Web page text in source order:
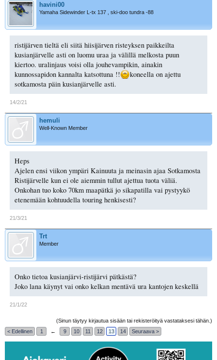
havini00
Yamaha Sidewinder L-tx 137 , ski-doo tundra -88
ristijärven tieltä eli siitä hiisijärven risteyksen paikkeilta
kusianjärvelle asti on luomu uraa ja välillä melkosta puun
kiertoo. uralinjaus voisi olla jouhevampikin, ainakin
kunnossapidon kannalta katsottuna !!
koneella on ajettu
sotkamosta päin kusianjärvelle asti.
14/2/21
hemuli
Well-Known Member
Heps
Ajelen ensi viikon ympäri Kainuuta ja meinasin ajaa Sotkamosta
Ristijärvelle kun ei ole aiemmin tullut ajettua tuota väliä.
Onkohan tuo koko 70km maapätkä jo sikapatilla vai pystyykö
etenemään kohtuudella touring henkisesti?
21/3/21
Trt
Member
Onko tietoa kusianjärvi-ristijärvi pätkästä?
Joko lana käynyt vai onko kelkan mentävä ura kantojen keskellä
21/1/22
(Sinun täytyy kirjautua sisään tai rekisteröityä vastataksesi tähän.)
< Edellinen
1 ← 9 10 11 12 13 14 Seuraava >